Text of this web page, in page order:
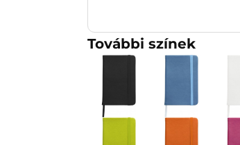
További színek